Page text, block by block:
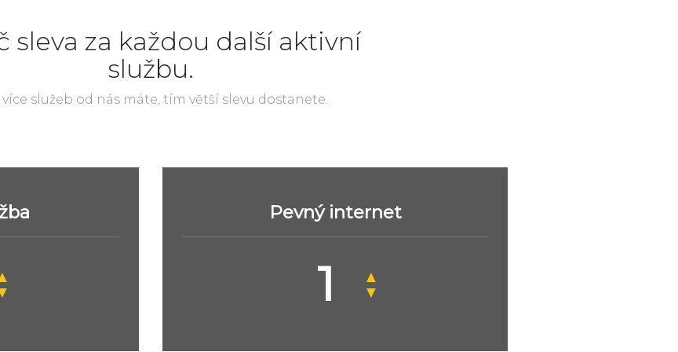
sleva za každou další aktivní
službu.
více služeb od nás máte, tím větší slevu dostanete.
Pevný internet
▲
▼